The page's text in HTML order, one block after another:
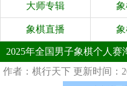
大师专辑
象棋直播
2025年全国男子象棋个人
作者：棋行天下 更新时间：